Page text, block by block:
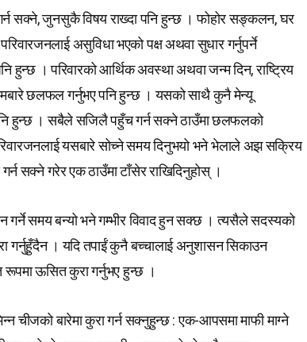
सक्ने, जुनसुकै विषय राख्दा पनि हुन्छ । फोहोर सङ्कलन, घर
असुविधा भएको पक्ष अथवा सुधार गर्नुपर्ने
हुन्छ । परिवारको आर्थिक अवस्था अथवा जन्म दिन, राष्ट्रिय
छलफल गर्नुभए पनि हुन्छ । यसको साथै कुनै मेन्यू
हुन्छ । सबैले सजिलै पहुँच गर्न सक्ने ठाउँमा छलफलको
यसबारे सोच्ने समय दिनुभयो भने भेलाले अझ सक्रिय
सक्ने गरेर एक ठाउँमा टाँसेर राखिदिनुहोस् ।
गर्ने समय बन्यो भने गम्भीर विवाद हुन सक्छ । त्यसैले सदस्यको
गर्नुहुँदैन । यदि तपाईं कुनै बच्चालाई अनुशासन सिकाउन
रूपमा ऊसित कुरा गर्नुभए हुन्छ ।
चीजको बारेमा कुरा गर्न सक्नुहुन्छ : एक-आपसमा माफी माग्ने